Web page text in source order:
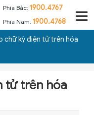
Phía Bắc: 1900.4767
Phía Nam: 1900.4768
chữ ký điện tử trên hóa
tử trên hóa